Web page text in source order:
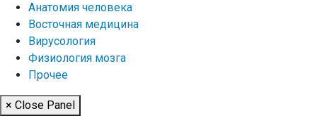
Aнатомия человека
Восточная медицина
Вирусология
Физиология мозга
Прочее
× Close Panel